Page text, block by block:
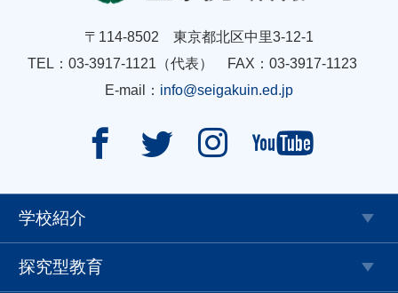
〒114-8502 東京都北区中里3-12-1
TEL：03-3917-1121（代表） FAX：03-3917-1123
E-mail： info@seigakuin.ed.jp
   
学校紹介
探究型教育